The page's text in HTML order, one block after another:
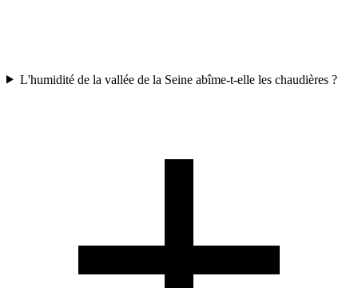
L'humidité de la vallée de la Seine abîme-t-elle les chaudières ?